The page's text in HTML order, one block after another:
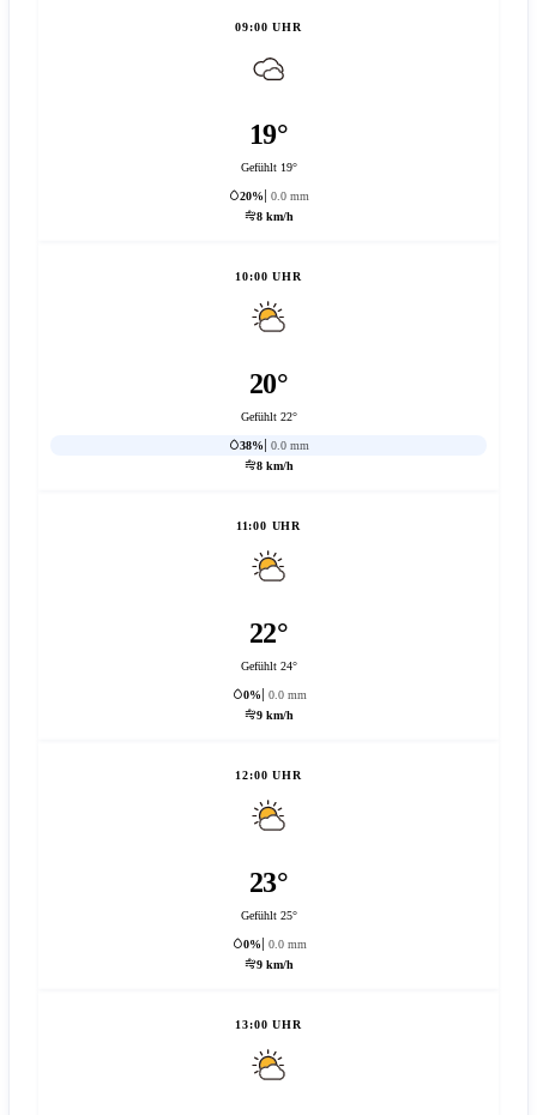
09:00 UHR
19°
Gefühlt 19°
20%
0.0 mm
8 km/h
10:00 UHR
20°
Gefühlt 22°
38%
0.0 mm
8 km/h
11:00 UHR
22°
Gefühlt 24°
0%
0.0 mm
9 km/h
12:00 UHR
23°
Gefühlt 25°
0%
0.0 mm
9 km/h
13:00 UHR